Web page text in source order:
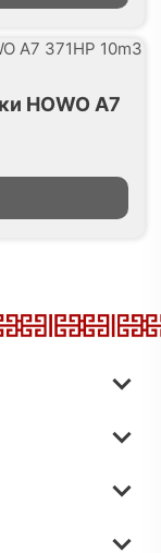
HOWO A7